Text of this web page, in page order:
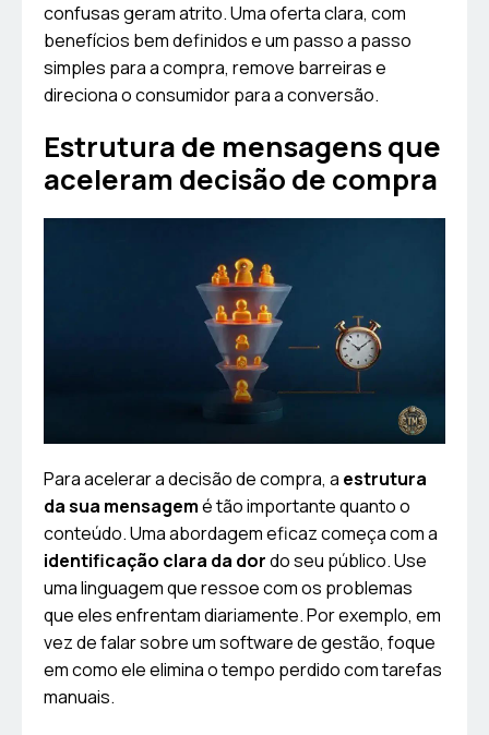
confusas geram atrito. Uma oferta clara, com
benefícios bem definidos e um passo a passo
simples para a compra, remove barreiras e
direciona o consumidor para a conversão.
Estrutura de mensagens que
aceleram decisão de compra
Para acelerar a decisão de compra, a estrutura
da sua mensagemé tão importante quanto o
conteúdo. Uma abordagem eficaz começa com a
identificação clara da dordo seu público. Use
uma linguagem que ressoe com os problemas
que eles enfrentam diariamente. Por exemplo, em
vez de falar sobre um software de gestão, foque
em como ele elimina o tempo perdido com tarefas
manuais.